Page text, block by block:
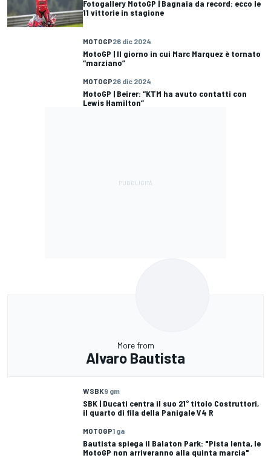
Fotogallery MotoGP | Bagnaia da record: ecco le
11 vittorie in stagione
MOTOGP26 dic 2024
MotoGP | Il giorno in cui Marc Marquez è tornato
“marziano”
MOTOGP26 dic 2024
MotoGP | Beirer: “KTM ha avuto contatti con
Lewis Hamilton”
More from
Alvaro Bautista
WSBK9 gm
SBK | Ducati centra il suo 21° titolo Costruttori,
il quarto di fila della Panigale V4 R
MOTOGP1 ga
Bautista spiega il Balaton Park: "Pista lenta, le
MotoGP non arriveranno alla quinta marcia"